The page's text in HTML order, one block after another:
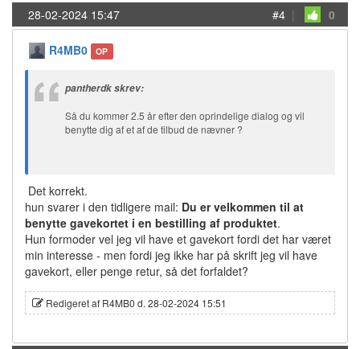
28-02-2024 15:47 #4 | 0
R4MB0 OP
pantherdk skrev:
Så du kommer 2.5 år efter den oprindelige dialog og vil
benytte dig af et af de tilbud de nævner ?
Det korrekt.
hun svarer i den tidligere mail: Du er velkommen til at
benytte gavekortet i en bestilling af produktet.
Hun formoder vel jeg vil have et gavekort fordi det har været
min interesse - men fordi jeg ikke har på skrift jeg vil have
gavekort, eller penge retur, så det forfaldet?
Redigeret af R4MB0 d. 28-02-2024 15:51